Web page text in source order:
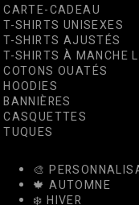
CARTE-CADEAU
T-SHIRTS UNISEXES
T-SHIRTS AJUSTÉS
T-SHIRTS À MANCHE
COTONS OUATÉS
HOODIES
BANNIÈRES
CASQUETTES
TUQUES
🎨
🍁 AUTOMNE
❄️ HIVER